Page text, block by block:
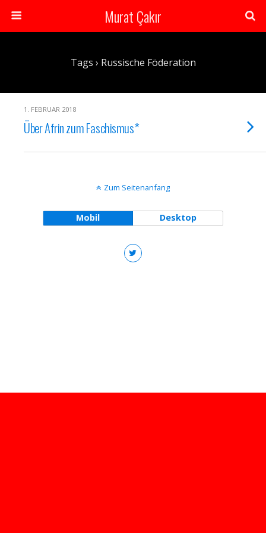
Murat Çakır
Tags › Russische Föderation
1. FEBRUAR 2018
Über Afrin zum Faschismus*
Zum Seitenanfang
Mobil Desktop